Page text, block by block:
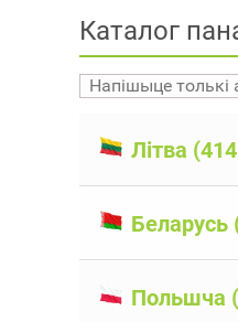
Каталог
Літва
Беларусь
Польшча